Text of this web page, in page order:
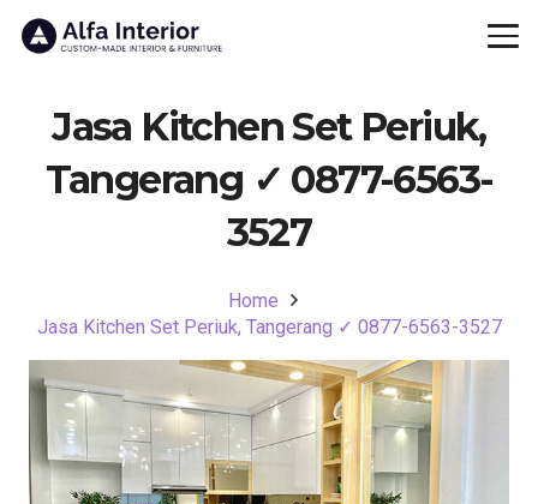
Jasa Kitchen Set Periuk,
Tangerang ✓ 0877-6563-
3527
Home
Jasa Kitchen Set Periuk, Tangerang ✓ 0877-6563-3527